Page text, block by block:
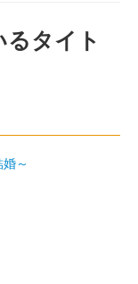
タイト
～